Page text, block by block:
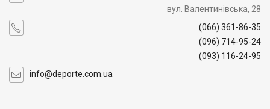
вул. Валентинівська, 28
(066) 361-86-35
(096) 714-95-24
(093) 116-24-95
info@deporte.com.ua